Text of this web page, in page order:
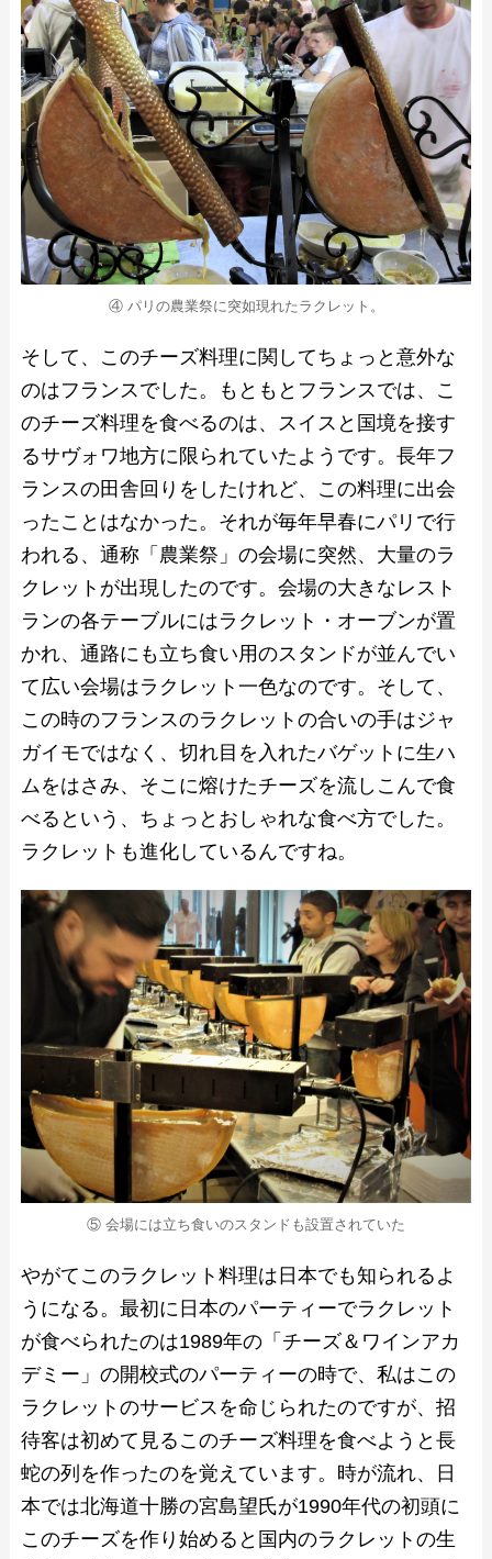
④ パリの農業祭に突如現れたラクレット。
そして、このチーズ料理に関してちょっと意外な
のはフランスでした。もともとフランスでは、こ
のチーズ料理を食べるのは、スイスと国境を接す
るサヴォワ地方に限られていたようです。長年フ
ランスの田舎回りをしたけれど、この料理に出会
ったことはなかった。それが毎年早春にパリで行
われる、通称「農業祭」の会場に突然、大量のラ
クレットが出現したのです。会場の大きなレスト
ランの各テーブルにはラクレット・オーブンが置
かれ、通路にも立ち食い用のスタンドが並んでい
て広い会場はラクレット一色なのです。そして、
この時のフランスのラクレットの合いの手はジャ
ガイモではなく、切れ目を入れたバゲットに生ハ
ムをはさみ、そこに熔けたチーズを流しこんで食
べるという、ちょっとおしゃれな食べ方でした。
ラクレットも進化しているんですね。
⑤ 会場には立ち食いのスタンドも設置されていた
やがてこのラクレット料理は日本でも知られるよ
うになる。最初に日本のパーティーでラクレット
が食べられたのは1989年の「チーズ＆ワインアカ
デミー」の開校式のパーティーの時で、私はこの
ラクレットのサービスを命じられたのですが、招
待客は初めて見るこのチーズ料理を食べようと長
蛇の列を作ったのを覚えています。時が流れ、日
本では北海道十勝の宮島望氏が1990年代の初頭に
このチーズを作り始めると国内のラクレットの生